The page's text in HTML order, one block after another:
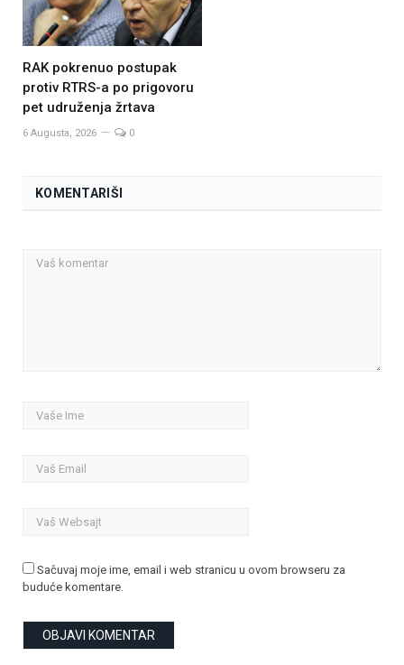
RAK pokrenuo postupak
protiv RTRS-a po prigovoru
pet udruženja žrtava
6 Augusta, 2026 0
KOMENTARIŠI
Sačuvaj moje ime, email i web stranicu u ovom browseru za
buduće komentare.